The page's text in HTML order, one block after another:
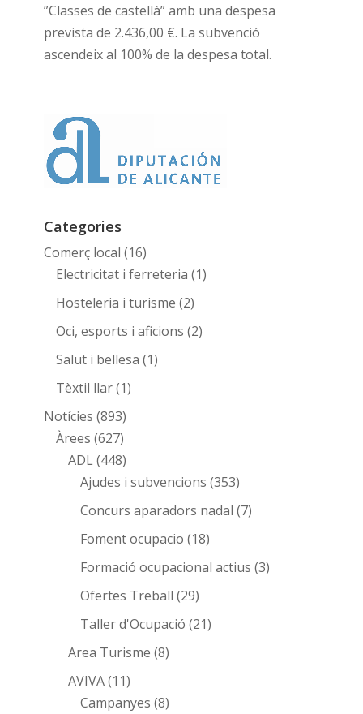
”Classes de castellà” amb una despesa
prevista de 2.436,00 €. La subvenció
ascendeix al 100% de la despesa total.
Categories
Comerç local (16)
Electricitat i ferreteria (1)
Hosteleria i turisme (2)
Oci, esports i aficions (2)
Salut i bellesa (1)
Tèxtil llar(1)
Notícies (893)
Àrees (627)
ADL(448)
Ajudes i subvencions (353)
Concurs aparadors nadal (7)
Foment ocupacio (18)
Formació ocupacional actius (3)
Ofertes Treball (29)
Taller d'Ocupació (21)
Area Turisme (8)
AVIVA(11)
Campanyes (8)